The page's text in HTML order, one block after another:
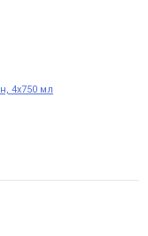
4х750 мл